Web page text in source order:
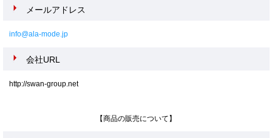
メールアドレス
info@ala-mode.jp
会社URL
http://swan-group.net
【商品の販売について】